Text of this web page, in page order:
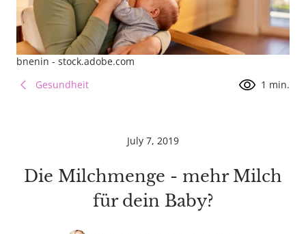
bnenin - stock.adobe.com
Gesundheit
1 min.
July 7, 2019
Die Milchmenge - mehr Milch
für dein Baby?